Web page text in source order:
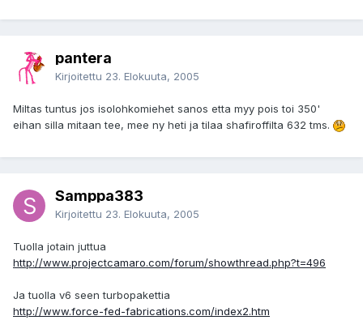
pantera
Kirjoitettu 23. Elokuuta, 2005
Miltas tuntus jos isolohkomiehet sanos etta myy pois toi 350'
eihan silla mitaan tee, mee ny heti ja tilaa shafiroffilta 632 tms.
Samppa383
Kirjoitettu 23. Elokuuta, 2005
Tuolla jotain juttua
http://www.projectcamaro.com/forum/showthread.php?t=496
Ja tuolla v6 seen turbopakettia
http://www.force-fed-fabrications.com/index2.htm